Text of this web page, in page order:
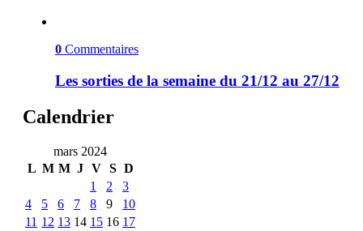
0 Commentaires
Les sorties de la semaine du 21/12 au 27/12
Calendrier
mars 2024
L M M J V S D
1
2
3
4
5 6 7 8 9
10
11 12 13 14 15 16 17